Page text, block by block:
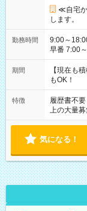
≪自宅
します。
勤務時間
9:00～18:00（休憩60分）
早番 7:00～16:00
い」 「余
たくない」
の方へ 今
の勤務時
期間
【現在も
もOK！
特徴 履歴書不要
上の大量
気になる！